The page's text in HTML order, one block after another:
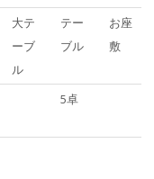
大テ
ーブ
ル
テー
ブル
お座
敷
5卓